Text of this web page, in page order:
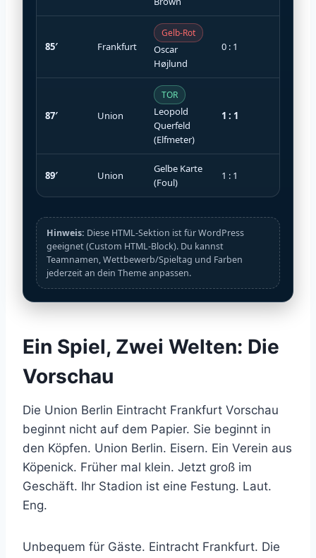
85′ Frankfurt
Gelb-Rot
Oscar
Højlund
0 : 1
87′ Union
TOR
Leopold
Querfeld
(Elfmeter)
1 : 1
89′ Union
Gelbe Karte
(Foul)
1 : 1
Hinweis: Diese HTML-Sektion ist für WordPress
geeignet (Custom HTML-Block). Du kannst
Teamnamen, Wettbewerb/Spieltag und Farben
jederzeit an dein Theme anpassen.
Ein Spiel, Zwei Welten: Die
Vorschau
Die Union Berlin Eintracht Frankfurt Vorschau
beginnt nicht auf dem Papier. Sie beginnt in
den Köpfen. Union Berlin. Eisern. Ein Verein aus
Köpenick. Früher mal klein. Jetzt groß im
Geschäft. Ihr Stadion ist eine Festung. Laut.
Eng.
Unbequem für Gäste. Eintracht Frankfurt. Die